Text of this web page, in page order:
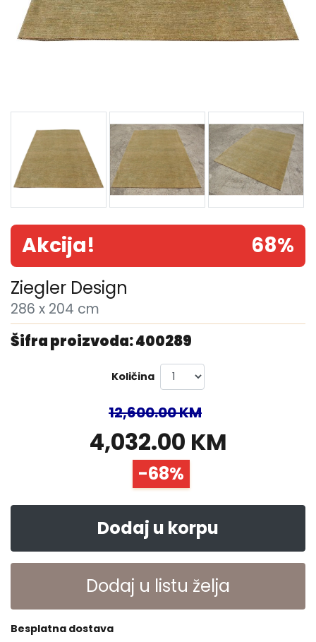
Akcija! 68%
Ziegler Design
286 x 204 cm
Šifra proizvoda: 400289
Količina
12,600.00 KM
4,032.00 KM
-68%
Dodaj u korpu
Dodaj u listu želja
Besplatna dostava